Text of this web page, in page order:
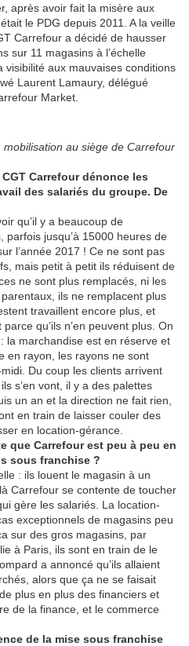
après avoir fait la misère aux
le PDG depuis 2011. A la veille
Carrefour a décidé de hausser
sur 11 magasins à l’échelle
visibilité aux mauvaises conditions
Laurent Lamaury, délégué
Market.
mobilisation au siège de Carrefour
Carrefour dénonce les
des salariés du groupe. De
qu’il y a beaucoup de
parfois jusqu’à 15000 heures de
l’année 2017 ! Ce ne sont pas
mais petit à petit ils réduisent de
ne sont plus remplacés, ni les
ils ne remplacent plus
travaillent encore plus, et
qu’ils n’en peuvent plus. On
la marchandise est en réserve et
en rayon, les rayons ne sont
Du coup les clients arrivent
s’en vont, il y a des palettes
un an et la direction ne fait rien,
en train de laisser couler des
en location-gérance.
que Carrefour est peu à peu en
sous franchise ?
: ils louent le magasin à un
Carrefour se contente de toucher
gère les salariés. La location-
exceptionnels de magasins peu
sur des gros magasins, par
à Paris, ils sont en train de le
a annoncé qu’ils allaient
alors que ça ne se faisait
plus en plus des financiers et
de la finance, et le commerce
de la mise sous franchise